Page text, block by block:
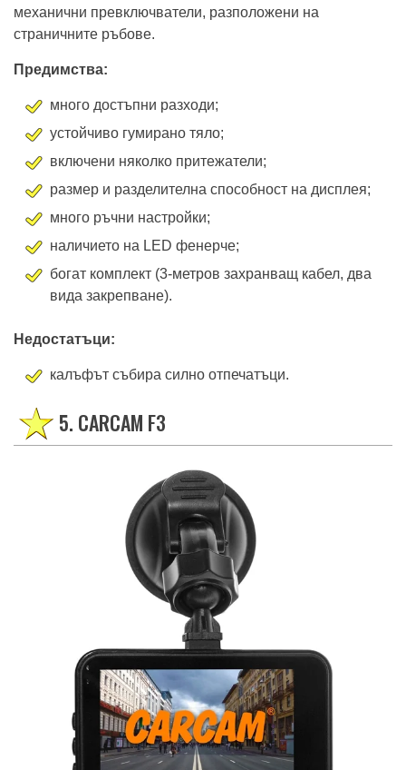
механични превключватели, разположени на
страничните ръбове.
Предимства:
много достъпни разходи;
устойчиво гумирано тяло;
включени няколко притежатели;
размер и разделителна способност на дисплея;
много ръчни настройки;
наличието на LED фенерче;
богат комплект (3-метров захранващ кабел, два
вида закрепване).
Недостатъци:
калъфът събира силно отпечатъци.
5. CARCAM F3